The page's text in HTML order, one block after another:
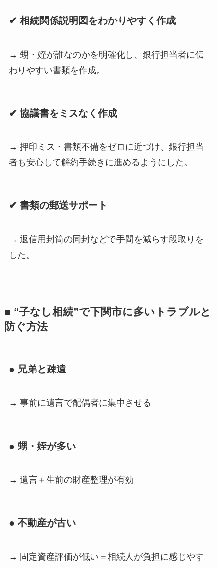
✔ 相続関係説明図をわかりやすく作成
→ 甥・姪が誰なのかを明確化し、銀行担当者に伝
わりやすい書類を作成。
✔ 協議書をミスなく作成
→ 押印ミス・書類不備をゼロに近づけ、銀行担当
者も安心して解約手続きに進めるようにした。
✔ 書類の郵送サポート
→ 返信用封筒の同封などで手間を減らす段取りを
した。
■ “子なし相続”で下関市に多いトラブルと
防ぐ方法
● 兄弟と疎遠
→ 事前に遺言で配偶者に集中させる
● 甥・姪が多い
→ 遺言＋生前の財産整理が有効
● 不動産が古い
→ 固定資産評価が低い＝相続人が負担に感じやす